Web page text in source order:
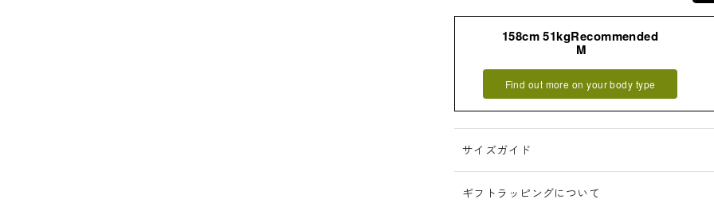
詳細はこちら
158cm 51kgRecommended
M
Find out more on your body type
サイズガイド
ギフトラッピングについて